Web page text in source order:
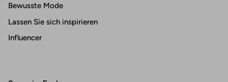
Bewusste Mode
Lassen Sie sich inspirieren
Influencer